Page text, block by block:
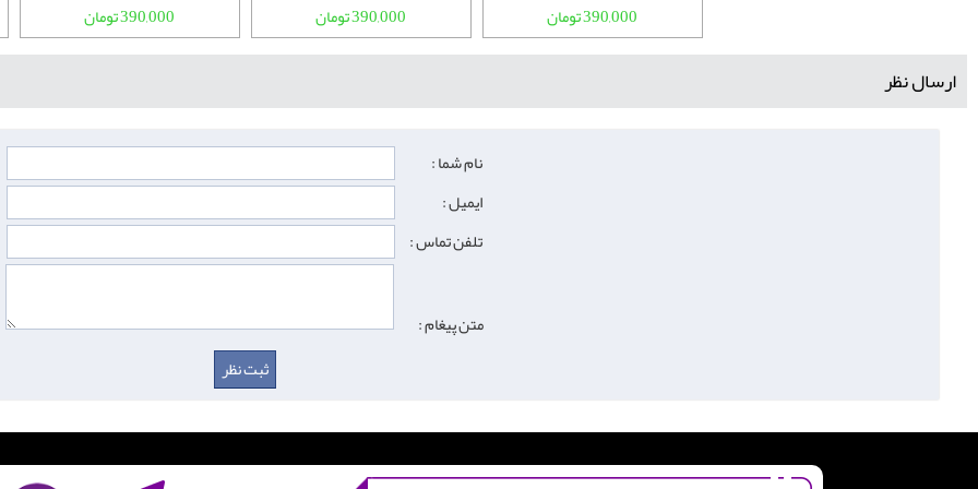
390,000 تومان
390,000 تومان
390,000 تومان
ارسال نظر
نام شما :
ایمیل :
تلفن تماس :
متن پیغام :